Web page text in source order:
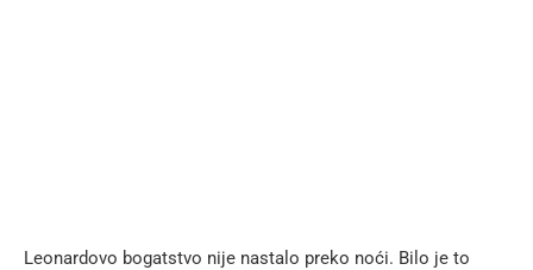
Leonardovo bogatstvo nije nastalo preko noći. Bilo je to